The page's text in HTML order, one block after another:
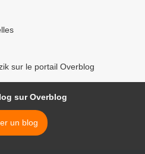
sur le portail Overblog
sur Overblog
un blog